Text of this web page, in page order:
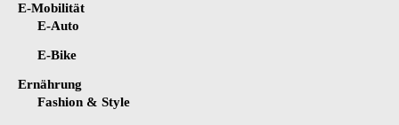
E-Mobilität
E-Auto
E-Bike
Ernährung
Fashion & Style